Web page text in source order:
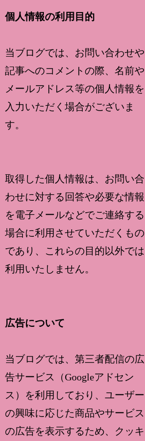
個人情報の利用目的
当ブログでは、お問い合わせや
記事へのコメントの際、名前や
メールアドレス等の個人情報を
入力いただく場合がございま
す。
取得した個人情報は、お問い合
わせに対する回答や必要な情報
を電子メールなどでご連絡する
場合に利用させていただくもの
であり、これらの目的以外では
利用いたしません。
広告について
当ブログでは、第三者配信の広
告サービス（Googleアドセン
ス）を利用しており、ユーザー
の興味に応じた商品やサービス
の広告を表示するため、クッキ